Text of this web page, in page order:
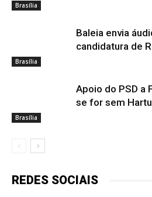
Brasília
Brasília
Baleia envia
candidatura de
Brasília
Apoio do PSD a
se for sem
REDES SOCIAIS